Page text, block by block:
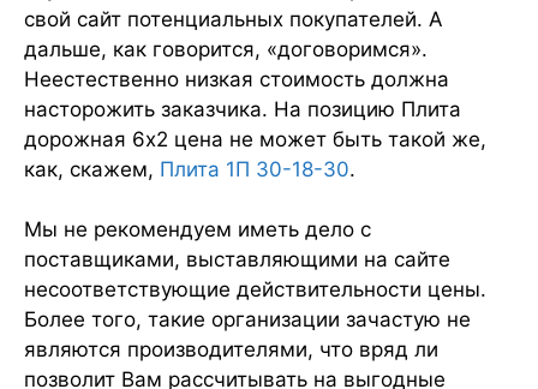
свой сайт потенциальных покупателей. А
дальше, как говорится, «договоримся».
Неестественно низкая стоимость должна
насторожить заказчика. На позицию Плита
дорожная 6х2 цена не может быть такой же,
как, скажем, Плита 1П 30-18-30.
Мы не рекомендуем иметь дело с
поставщиками, выставляющими на сайте
несоответствующие действительности цены.
Более того, такие организации зачастую не
являются производителями, что вряд ли
позволит Вам рассчитывать на выгодные